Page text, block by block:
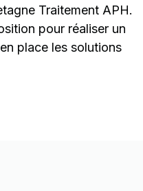
Traitement APH.
pour réaliser un
place les solutions